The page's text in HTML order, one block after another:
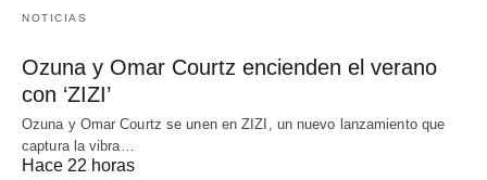
NOTICIAS
Ozuna y Omar Courtz encienden el verano
con ‘ZIZI’
Ozuna y Omar Courtz se unen en ZIZI, un nuevo lanzamiento que
captura la vibra…
Hace 22 horas